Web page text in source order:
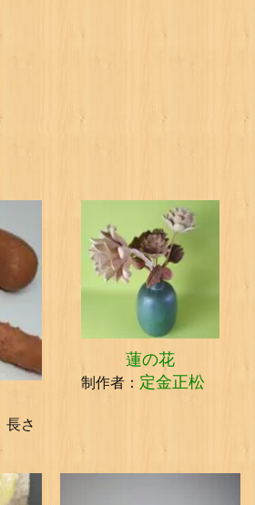
長さ
蓮の花
制作者： 定金正松